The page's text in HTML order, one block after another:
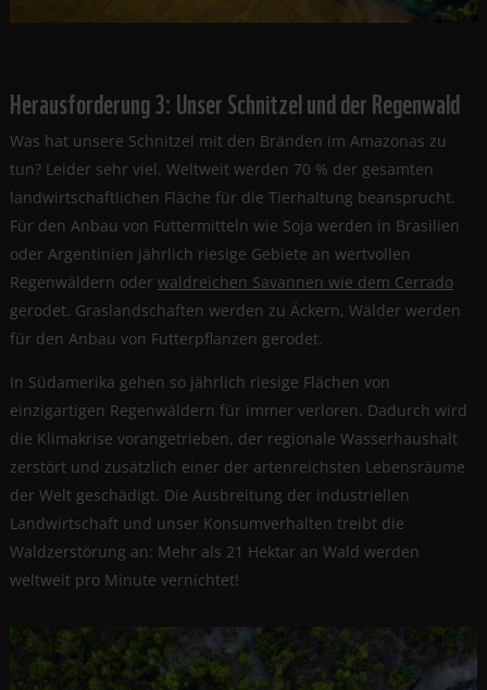
Herausforderung 3: Unser Schnitzel und der Regenwald
Was hat unsere Schnitzel mit den Bränden im Amazonas zu
tun? Leider sehr viel. Weltweit werden 70 % der gesamten
landwirtschaftlichen Fläche für die Tierhaltung beansprucht.
Für den Anbau von Futtermitteln wie Soja werden in Brasilien
oder Argentinien jährlich riesige Gebiete an wertvollen
Regenwäldern oder waldreichen Savannen wie dem Cerrado
gerodet. Graslandschaften werden zu Äckern, Wälder werden
für den Anbau von Futterpflanzen gerodet.
In Südamerika gehen so jährlich riesige Flächen von
einzigartigen Regenwäldern für immer verloren. Dadurch wird
die Klimakrise vorangetrieben, der regionale Wasserhaushalt
zerstört und zusätzlich einer der artenreichsten Lebensräume
der Welt geschädigt. Die Ausbreitung der industriellen
Landwirtschaft und unser Konsumverhalten treibt die
Waldzerstörung an: Mehr als 21 Hektar an Wald werden
weltweit pro Minute vernichtet!